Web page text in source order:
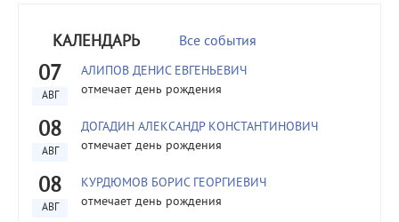
КАЛЕНДАРЬ Все события
07
АВГ
АЛИПОВ ДЕНИС ЕВГЕНЬЕВИЧ
отмечает день рождения
08
АВГ
ДОГАДИН АЛЕКСАНДР КОНСТАНТИНОВИЧ
отмечает день рождения
08
АВГ
КУРДЮМОВ БОРИС ГЕОРГИЕВИЧ
отмечает день рождения